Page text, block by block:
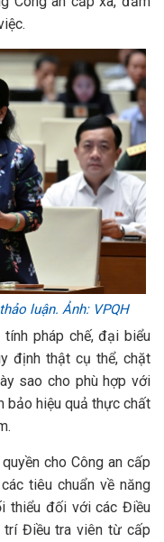
luận. Ảnh: VPQH
pháp chế, đại biểu
định thật cụ thể, chặt
sao cho phù hợp với
bảo hiệu quả thực chất
cho Công an cấp
tiêu chuẩn về năng
thiểu đối với các Điều
trí Điều tra viên từ cấp